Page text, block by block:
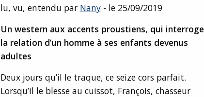
lu, vu, entendu par Nany- le 25/09/2019
Un western aux accents proustiens, qui interroge
la relation d’un homme à ses enfants devenus
adultes
Deux jours qu’il le traque, ce seize cors parfait.
Lorsqu’il le blesse au cuissot, François, chasseur